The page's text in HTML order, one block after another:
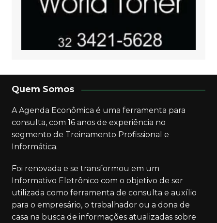
Quem Somos
A Agenda Econômica é uma ferramenta para
consulta, com 16 anos de experiência no
segmento de Treinamento Profissional e
Informática.
Foi renovada e se transformou em um
Informativo Eletrônico com o objetivo de ser
utilizada como ferramenta de consulta e auxílio
para o empresário, o trabalhador ou a dona de
casa na busca de informações atualizadas sobre